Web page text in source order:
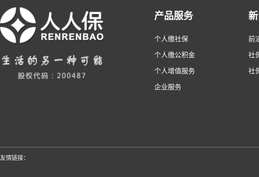
产品服务
个人缴社保
个人缴公积金
个人增值服务
企业服务
前
社
社
友情链接：